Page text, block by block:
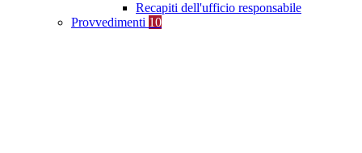
Recapiti dell'ufficio responsabile
Provvedimenti 10